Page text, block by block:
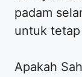
padam
untuk
Apakah